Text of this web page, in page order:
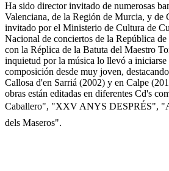
Ha sido director invitado de numerosas
Valenciana, de la Región de Murcia, y de
invitado por el Ministerio de Cultura de
Nacional de conciertos de la República
con la Réplica de la Batuta del Maestro
inquietud por la música lo llevó a iniciarse
composición desde muy joven,
Callosa d'en Sarriá (2002) y en Calpe
obras están editadas en diferentes Cd's
Caballero", "XXV ANYS DESPRÉS",
dels Maseros".